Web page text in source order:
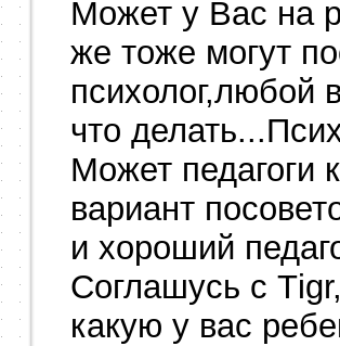
Может у Вас на
же тоже могут
психолог,любой
что
Может педагоги
вариант
и хороший
Соглашусь с
какую у вас